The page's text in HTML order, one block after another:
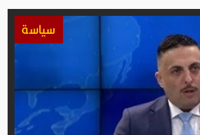
سياسة